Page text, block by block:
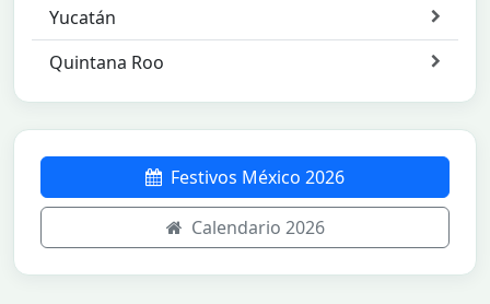
Yucatán
Quintana Roo
Festivos México 2026
Calendario 2026